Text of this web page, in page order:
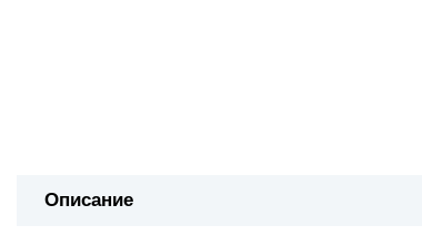
Описание